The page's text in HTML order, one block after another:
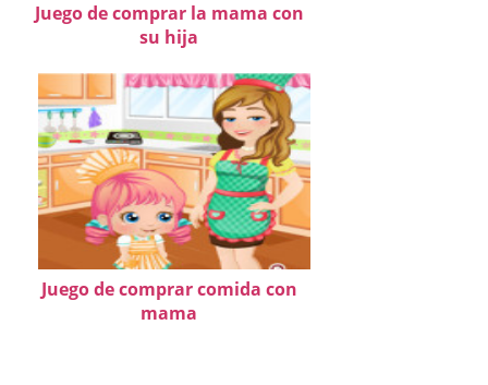
Juego de comprar la mama con
su hija
Juego de comprar comida con
mama